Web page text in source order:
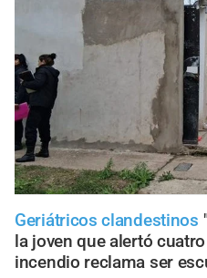
Geriátricos clandestinos
la joven que alertó
incendio reclama ser